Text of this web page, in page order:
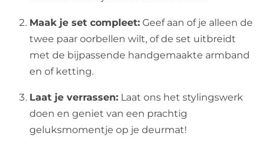
Maak je set compleet: Geef aan of je alleen de
twee paar oorbellen wilt, of de set uitbreidt
met de bijpassende handgemaakte armband
en of ketting.
Laat je verrassen: Laat ons het stylingswerk
doen en geniet van een prachtig
geluksmomentje op je deurmat!